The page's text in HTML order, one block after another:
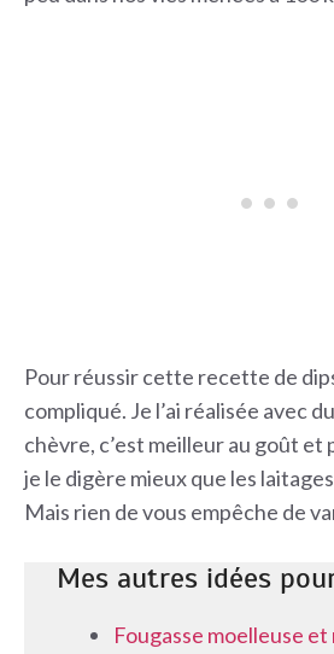
Pour réussir cette recette de
compliqué. Je l’ai réalisée avec
chèvre, c’est meilleur au goût et
je le digère mieux que les
Mais rien de vous empêche de
Mes autres idées
Fougasse moelleuse et